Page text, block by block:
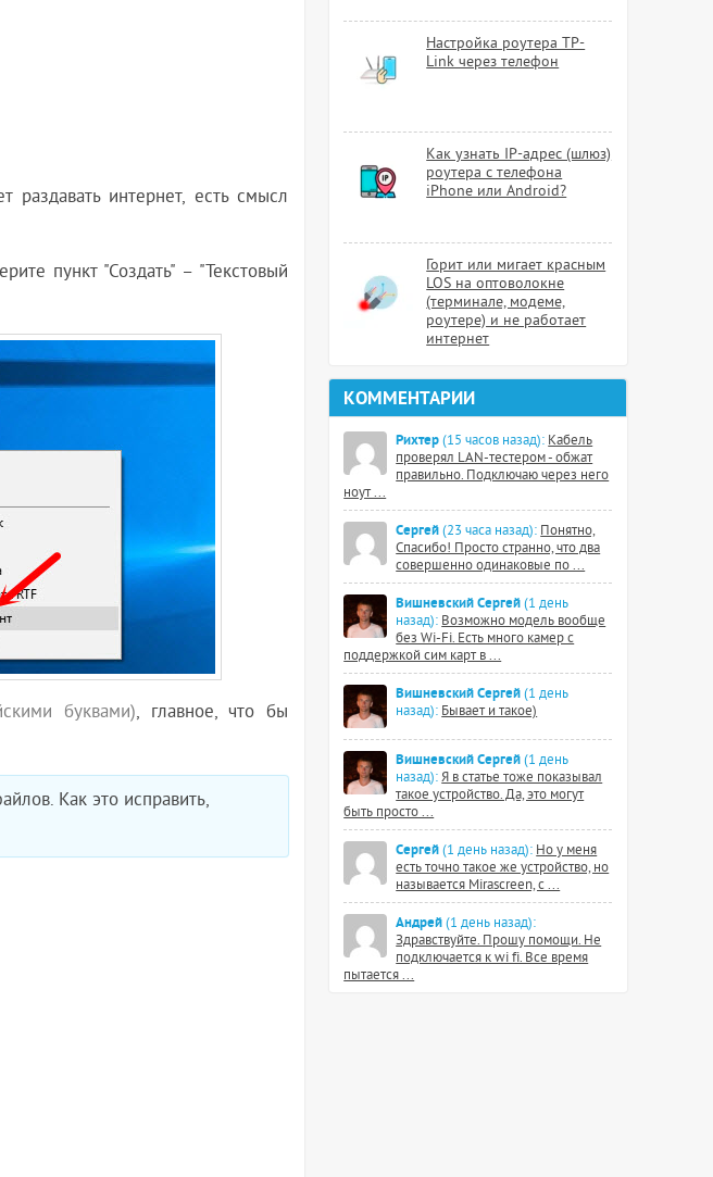
раздавать интернет, есть смысл
пункт "Создать" – "Текстовый
буквами), главное, что бы
Как это исправить,
Настройка роутера TP-
Link через телефон
Как узнать IP-адрес (шлюз)
роутера с телефона
iPhone или Android?
Горит или мигает красным
LOS на оптоволокне
(терминале, модеме,
роутере) и не работает
интернет
КОММЕНТАРИИ
Рихтер (15 часов назад): Кабель
проверял LAN-тестером - обжат
правильно. Подключаю через него
ноут ...
Сергей (23 часа назад): Понятно,
Спасибо! Просто странно, что два
совершенно одинаковые по ...
Вишневский Сергей (1 день
назад): Возможно модель вообще
без Wi-Fi. Есть много камер с
поддержкой сим карт в ...
Вишневский Сергей (1 день
назад): Бывает и такое)
Вишневский Сергей (1 день
назад): Я в статье тоже показывал
такое устройство. Да, это могут
быть просто ...
Сергей (1 день назад): Но у меня
есть точно такое же устройство, но
называется Mirascreen, с ...
Андрей (1 день назад):
Здравствуйте. Прошу помощи. Не
подключается к wi fi. Все время
пытается ...